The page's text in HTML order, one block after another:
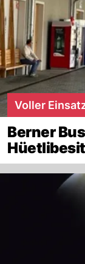
Voller
Berner